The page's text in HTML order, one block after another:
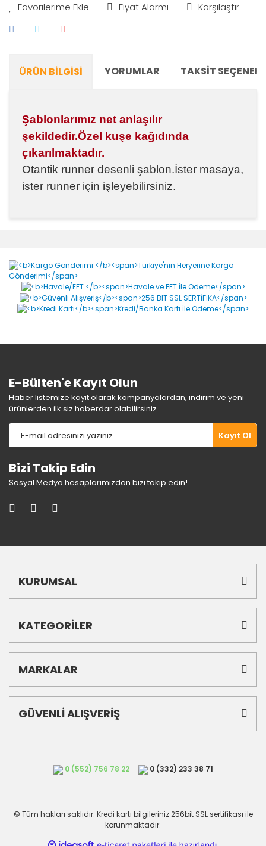
Fiyat Alarmı Karşılaştır
ÜRÜN BILGISI YORUMLAR TAKSIT
Şablonlarımız net anlaşılır
şekildedir.Özel kuşe kağıdında
çıkarılmaktadır.
Otantik runner desenli şablon.İster masaya,
ister runner için işleyebilirsiniz.
Yorum Yaz
Ürün resmi kalitesiz, bozuk veya görüntülenemiyor.
Ürün açıklamasında eksik bilgiler bulunuyor.
Ürün bilgilerinde hatalar bulunuyor.
E-Bülten'e Kayıt Olun
Haber listemize kayıt olarak kampanyalardan, indirim ve yeni
ürünlerden ilk siz haberdar olabilirsiniz.
Kayıt Ol
Bizi Takip Edin
Sosyal Medya hesaplarımızdan bizi takip edin!
KURUMSAL
KATEGORİLER
MARKALAR
GÜVENLİ ALIŞVERİŞ
0 (552) 756 78 22 0 (332) 233 38 71
© Tüm hakları saklıdır. Kredi kartı bilgileriniz 256bit SSL sertifikası ile
korunmaktadır.